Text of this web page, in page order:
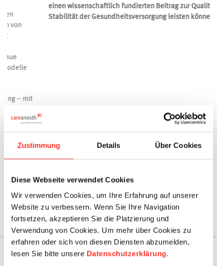
Zustimmung Details Über Cookies
Diese Webseite verwendet Cookies
Wir verwenden Cookies, um Ihre Erfahrung auf unserer
Website zu verbessern. Wenn Sie Ihre Navigation
fortsetzen, akzeptieren Sie die Platzierung und
Verwendung von Cookies. Um mehr über Cookies zu
erfahren oder sich von diesen Diensten abzumelden,
lesen Sie bitte unsere Datenschutzerklärung.
Temporärarbeit ein. Careanesth stellt Datensätze ihrer
Vermittlungsplattformen und Erfahrungen aus der Branche zur
Verfügung, die als Grundlage für die unabhängigen
Gemeinsames Ziel ist es, durch evidenzbasierte Forschung neue
Erkenntnisse zu gewinnen, welche zur Weiterentwicklung der
Stabilität der Gesundheitsversorgung leisten können.